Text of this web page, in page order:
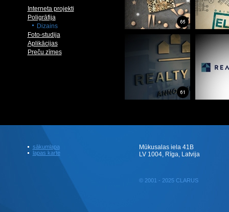
Interneta projekti
Poligrāfija
Dizains
Foto-studija
Aplikācijas
Preču zīmes
sākumlapa
lapas karte
Mūkusalas iela 41B
LV 1004, Rīga, Latvija
© 2001 - 2025 CLARUS